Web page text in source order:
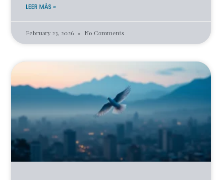
LEER MÁS »
February 23, 2026 No Comments